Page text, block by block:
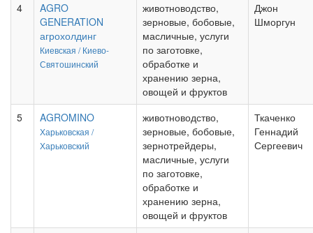
4
AGRO
GENERATION
агрохолдинг
Киевская /Киево-
Святошинский
животноводство,
зерновые, бобовые,
масличные, услуги
по заготовке,
обработке и
хранению зерна,
овощей и фруктов
Джон
Шморгун
5 AGROMINO
Харьковская /
Харьковский
животноводство,
зерновые, бобовые,
зернотрейдеры,
масличные, услуги
по заготовке,
обработке и
хранению зерна,
овощей и фруктов
Ткаченко
Геннадий
Сергеевич